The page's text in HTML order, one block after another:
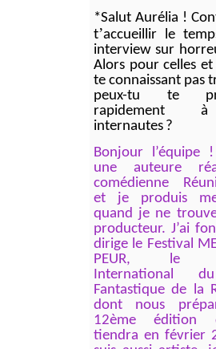
*Salut Aurélia !
t’accueillir le
interview sur
Alors pour celles et
te connaissant pas
peux-tu te
internautes ?
Bonjour l’équipe
une auteure
comédienne
et je produis
quand je ne
producteur. J’ai
dirige le Festival
PEUR, le
International
Fantastique de la
dont nous
12ème édition
tiendra en février